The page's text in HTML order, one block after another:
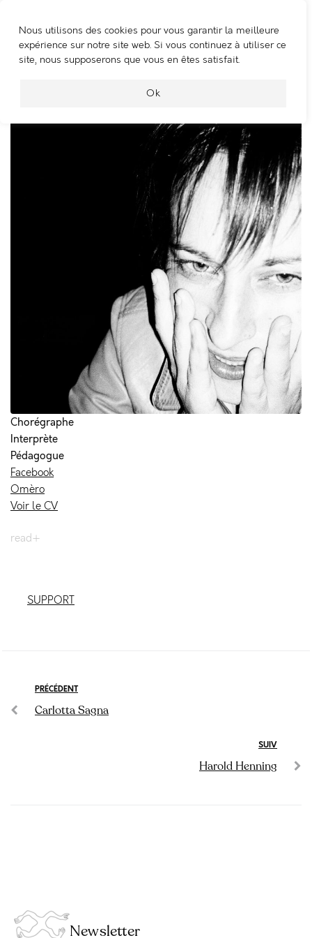
Nous utilisons des cookies pour vous garantir la meilleure
expérience sur notre site web. Si vous continuez à utiliser ce
site, nous supposerons que vous en êtes satisfait.
Ok
WOOSHING MACHINE
Monia Montali
Chorégraphe
Interprète
Pédagogue
Facebook
Omèro
Voir le CV
n-C.F. EXPLO#3
SLOW MOVE M.TRAINING
read+
SUPPORT
PRÉCÉDENT
Carlotta Sagna
SUIV
Harold Henning
Newsletter